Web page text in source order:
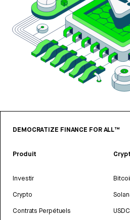
DEMOCRATIZE FINANCE FOR ALL™
Produit
Investir
Crypto
Contrats Perpétuels